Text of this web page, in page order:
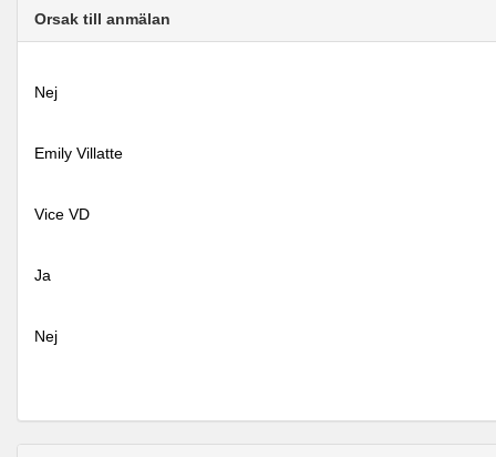
Orsak till anmälan
Nej
Emily Villatte
Vice VD
Ja
Nej